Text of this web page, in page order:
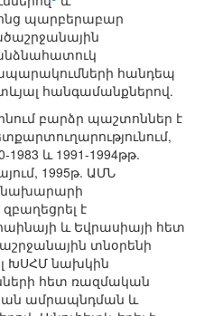
պարբերաբար
հանդեպ
հանգամանքներով.
բարձր պաշտոններ է
և 1991-1994թթ.
1995թ. ԱՄՆ
է
և Եվրասիայի հետ
տնօրենի
ԽՍՀՄ նախկին
հետ ռազմական
ամրապնդման և